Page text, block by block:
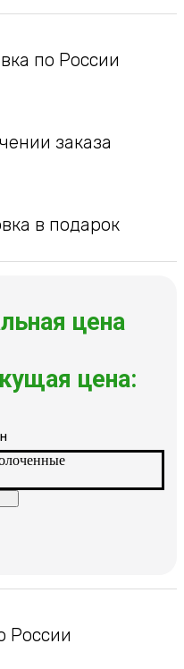
по России
заказа
в подарок
цена
цена:
России